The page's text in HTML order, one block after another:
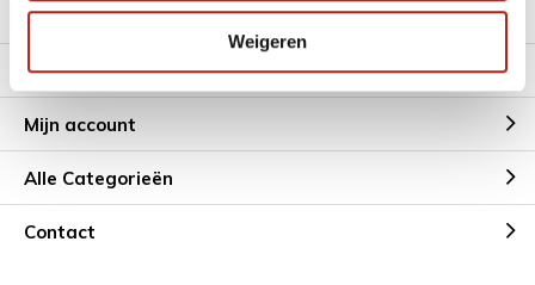
Weigeren
Meer informatie
Klantenservice
Mijn account
Alle Categorieën
Contact